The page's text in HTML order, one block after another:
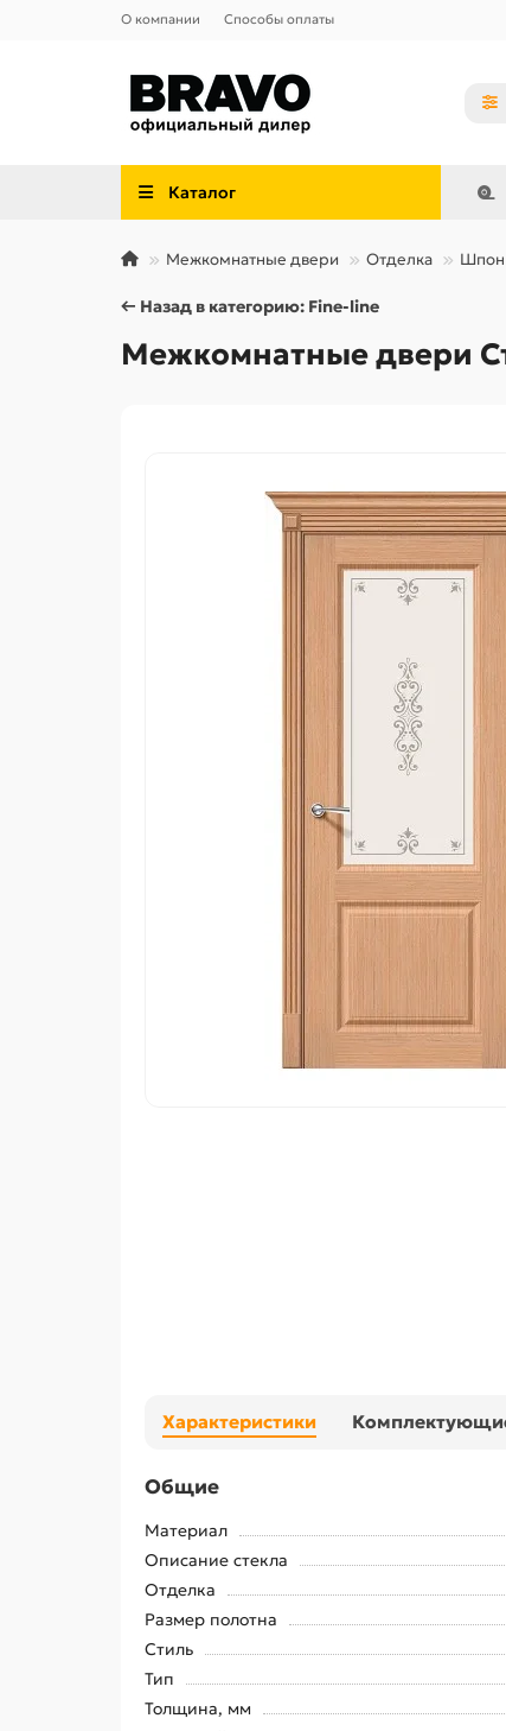
О компании Способы оплаты
Каталог
Межкомнатные двери Отделка Шпон
← Назад в категорию: Fine-line
Межкомнатные двери
Характеристики
Общие
Материал
Описание стекла
Отделка
Размер полотна
Стиль
Тип
Толщина, мм